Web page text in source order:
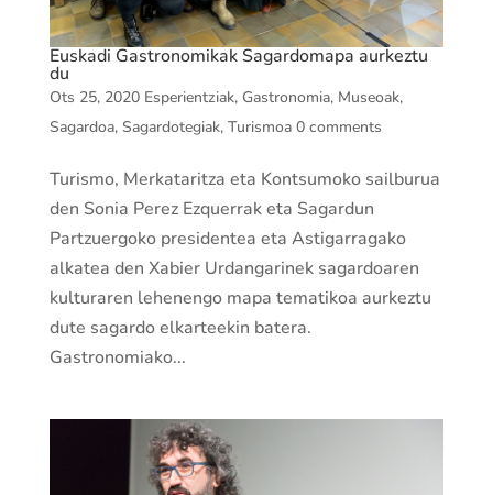
Euskadi Gastronomikak Sagardomapa aurkeztu
du
Ots 25, 2020 Esperientziak, Gastronomia, Museoak,
Sagardoa, Sagardotegiak, Turismoa 0 comments
Turismo, Merkataritza eta Kontsumoko sailburua
den Sonia Perez Ezquerrak eta Sagardun
Partzuergoko presidentea eta Astigarragako
alkatea den Xabier Urdangarinek sagardoaren
kulturaren lehenengo mapa tematikoa aurkeztu
dute sagardo elkarteekin batera.
Gastronomiako...